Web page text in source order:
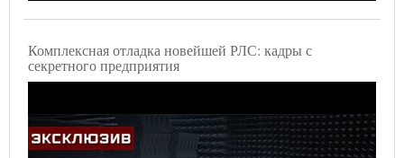
Комплексная отладка новейшей РЛС: кадры с
секретного предприятия